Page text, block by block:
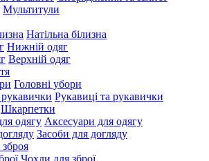
Мультитули
Натільна білизна
Нижній одяг
Верхній одяг
Головні убори
Рукавиці та рукавички
Шкарпетки
Аксесуари для одягу
Засоби для догляду
Чохли для зброї